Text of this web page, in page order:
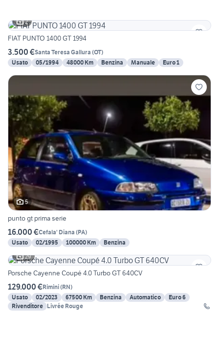
2
FIAT PUNTO 1400 GT 1994
3.500 €Santa Teresa Gallura (OT)
Usato
05/1994 48000 Km Benzina Manuale Euro 1
5
punto gt prima serie
16.000 €Cefala' Diana (PA)
Usato
02/1995 100000 Km
Benzina
29
Porsche Cayenne Coupé 4.0 Turbo GT 640CV
129.000 €Rimini(RN)
Usato
02/2023 67500 Km Benzina Automatico
Euro 6
Rivenditore Livrée Rouge